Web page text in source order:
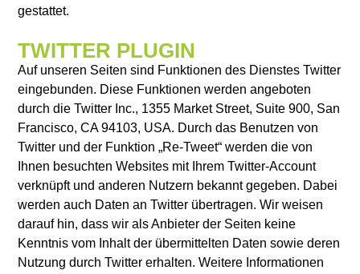
gestattet.
TWITTER PLUGIN
Auf unseren Seiten sind Funktionen des Dienstes Twitter
eingebunden. Diese Funktionen werden angeboten
durch die Twitter Inc., 1355 Market Street, Suite 900, San
Francisco, CA 94103, USA. Durch das Benutzen von
Twitter und der Funktion „Re-Tweet“ werden die von
Ihnen besuchten Websites mit Ihrem Twitter-Account
verknüpft und anderen Nutzern bekannt gegeben. Dabei
werden auch Daten an Twitter übertragen. Wir weisen
darauf hin, dass wir als Anbieter der Seiten keine
Kenntnis vom Inhalt der übermittelten Daten sowie deren
Nutzung durch Twitter erhalten. Weitere Informationen